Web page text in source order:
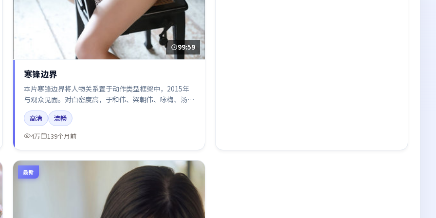
99:59
寒锋边界
本片寒锋边界将人物关系置于动作类型框架中，2015年
与观众见面。对白密度高，于和伟、梁朝伟、咏梅、汤
唯、廖凡的台词节奏值得关注；整体气质偏法国都市与冷
色调摄影。
高清
流畅
4万
139个月前
最新